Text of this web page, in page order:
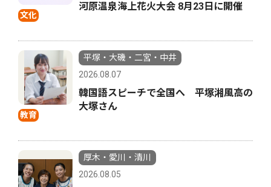
文化
河原温泉海上花火大会 8月23日に開催
教育
平塚・大磯・二宮・中井
2026.08.07
韓国語スピーチで全国へ 平塚湘風高の
大塚さん
厚木・愛川・清川
2026.08.05